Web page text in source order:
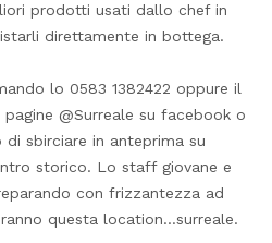
prodotti usati dallo chef in
direttamente in bottega.
lo 0583 1382422 oppure il
pagine @Surreale su facebook o
sbirciare in anteprima su
storico. Lo staff giovane e
con frizzantezza ad
questa location…surreale.